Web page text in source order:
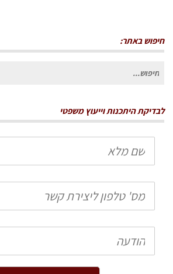
חיפוש באתר:
חיפוש
לבדיקת היתכנות וייעוץ משפטי
שם
מלא
טלפון
הודעה